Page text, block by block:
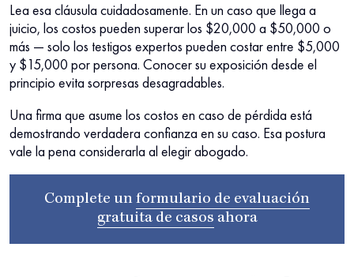
Lea esa cláusula cuidadosamente. En un caso que llega a
juicio, los costos pueden superar los $20,000 a $50,000 o
más — solo los testigos expertos pueden costar entre $5,000
y $15,000 por persona. Conocer su exposición desde el
principio evita sorpresas desagradables.
Una firma que asume los costos en caso de pérdida está
demostrando verdadera confianza en su caso. Esa postura
vale la pena considerarla al elegir abogado.
Complete un formulario de evaluación
gratuita de casos ahora